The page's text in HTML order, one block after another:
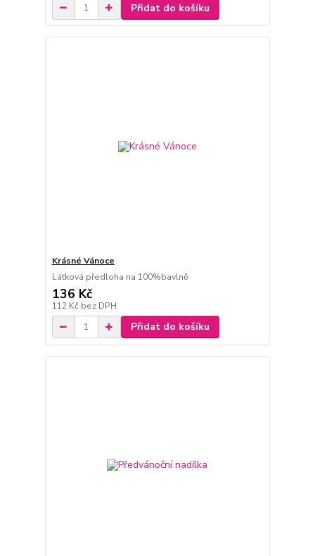
Přidat do košíku
Krásné Vánoce
Látková předloha na 100%bavlně
136 Kč
112 Kč bez DPH
Přidat do košíku